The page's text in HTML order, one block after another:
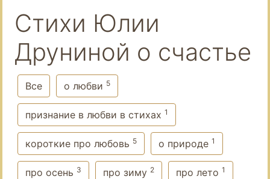
Стихи Юлии
Друниной о счастье
Все о любви 5
признание в любви в стихах 1
короткие про любовь 5 о природе 1
про осень 3 про зиму 2 про лето 1